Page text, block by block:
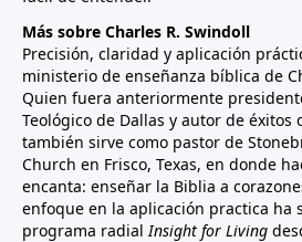
Más sobre Charles R. Swindoll
Precisión, claridad y aplicación
ministerio de enseñanza bíblica de
Quien fuera anteriormente
Teológico de Dallas y autor de éxitos
también sirve como pastor de
Church en Frisco, Texas, en donde
encanta: enseñar la Biblia a
enfoque en la aplicación practica ha
programa radial Insight for Living